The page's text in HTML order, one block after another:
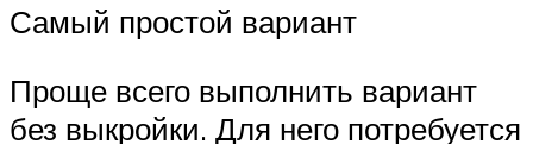
Самый простой вариант
Проще всего выполнить вариант
без выкройки. Для него потребуется